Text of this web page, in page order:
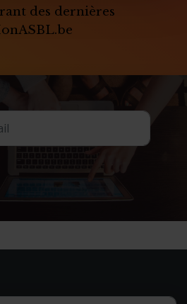
des dernières